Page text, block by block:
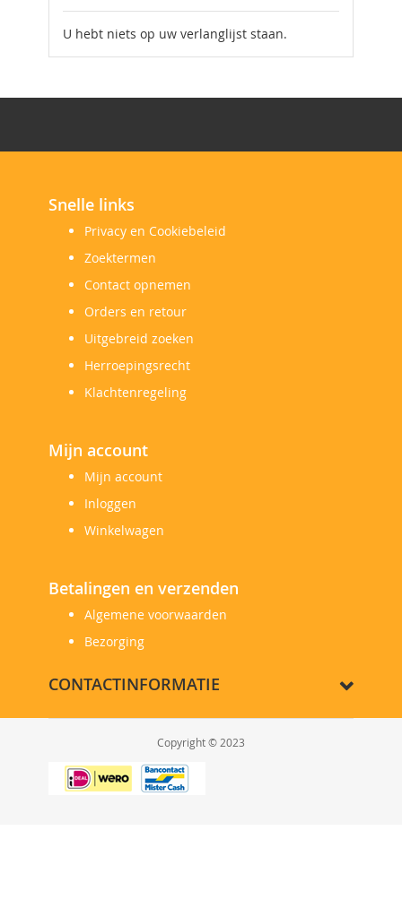
U hebt niets op uw verlanglijst staan.
Snelle links
Privacy en Cookiebeleid
Zoektermen
Contact opnemen
Orders en retour
Uitgebreid zoeken
Herroepingsrecht
Klachtenregeling
Mijn account
Mijn account
Inloggen
Winkelwagen
Betalingen en verzenden
Algemene voorwaarden
Bezorging
CONTACTINFORMATIE
Copyright © 2023